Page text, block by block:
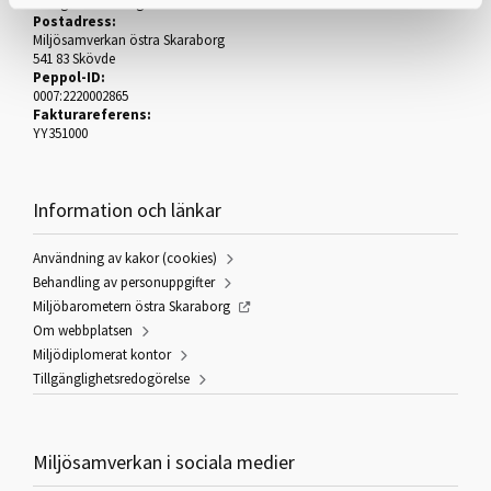
Postadress:
Miljösamverkan östra Skaraborg
541 83 Skövde
Peppol-ID:
0007:2220002865
Fakturareferens:
YY351000
Information och länkar
Användning av kakor (cookies)
Behandling av personuppgifter
Miljöbarometern östra Skaraborg
Om webbplatsen
Miljödiplomerat kontor
Tillgänglighetsredogörelse
Miljösamverkan i sociala medier